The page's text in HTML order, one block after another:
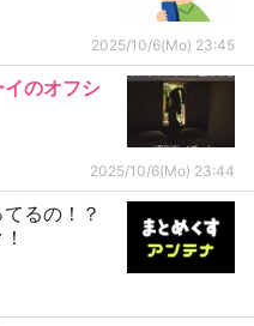
2025/10/6(Mo) 23:45
のオフシ
2025/10/6(Mo) 23:44
るの！？